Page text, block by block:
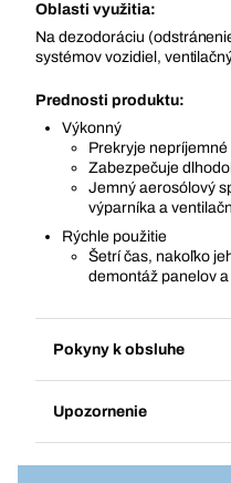
Oblasti využitia:
Na dezodoráciu
systémov vozidiel,
Prednosti produktu:
Výkonný
Prekryje nepríjemné
Zabezpečuje
Jemný aerosólový
výparníka a
Rýchle použitie
Šetrí čas, nakoľko
demontáž panelov
Pokyny k obsluhe
Upozornenie